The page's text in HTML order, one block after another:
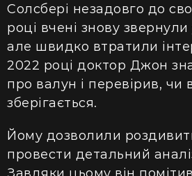
Солсбері незадовго до
році вчені знову
але швидко втратили
2022 році доктор Джон
про валун і перевірив, чи
зберігається.
Йому дозволили
провести детальний